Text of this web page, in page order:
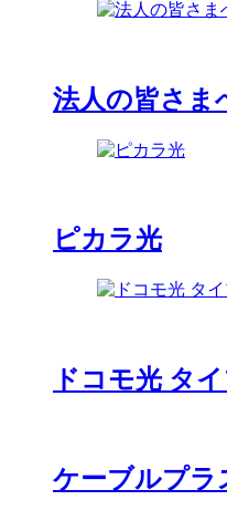
法人の皆さま
ピカラ光
ドコモ光 タ
ケーブルプラ